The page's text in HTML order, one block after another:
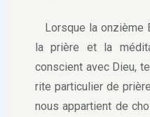
Lorsque la onzième
la prière et la
conscient avec Dieu,
rite particulier de
nous appartient de